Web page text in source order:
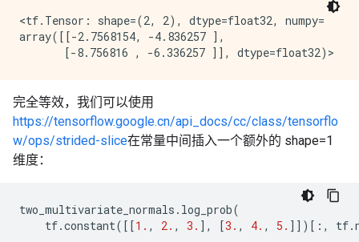
<tf.Tensor: shape=(2, 2), dtype=float32, numpy=
array([[-2.7568154, -4.836257 ],
完全等效，我们可以使用
https://tensorflow.google.cn/api_docs/cc/class/tensorflo
w/ops/strided-slice在常量中间插入一个额外的 shape=1
维度：
two_multivariate_normals . log_prob(
tf.constant([[1. , 2. , 3. ], [3. , 4. , 5. ]])[:, tf.